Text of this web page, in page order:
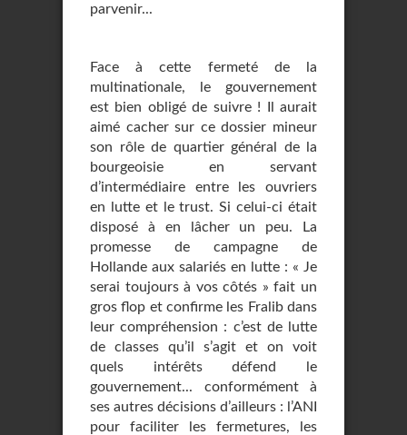
parvenir...
Face à cette fermeté de la
multinationale, le gouvernement
est bien obligé de suivre ! Il aurait
aimé cacher sur ce dossier mineur
son rôle de quartier général de la
bourgeoisie en servant
d’intermédiaire entre les ouvriers
en lutte et le trust. Si celui-ci était
disposé à en lâcher un peu. La
promesse de campagne de
Hollande aux salariés en lutte : « Je
serai toujours à vos côtés » fait un
gros flop et confirme les Fralib dans
leur compréhension : c’est de lutte
de classes qu’il s’agit et on voit
quels intérêts défend le
gouvernement... conformément à
ses autres décisions d’ailleurs : l’ANI
pour faciliter les fermetures, les